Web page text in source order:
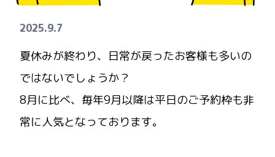
2025.9.7
夏休みが終わり、日常が戻ったお客様も多いの
ではないでしょうか？
8月に比べ、毎年9月以降は平日のご予約枠も非
常に人気となっております。